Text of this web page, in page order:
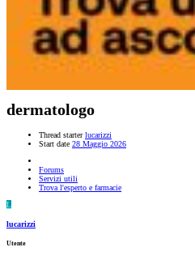
dermatologo
Thread starter lucarizzi
Start date 28 Maggio 2026
Forums
Servizi utili
Trova l'esperto e farmacie
L
lucarizzi
Utente